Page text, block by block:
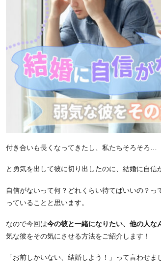
付き合いも長くなってきたし、私たちそろそろ…
と勇気を出して彼に切り出したのに、結婚に自信
自信がないって何？どれくらい待てばいいの？
っていることと思います。
なので今回は今の彼と一緒になりたい、他の人な
気な彼をその気にさせる方法をご紹介します！
「お前しかいない、結婚しよう！」って言わせま